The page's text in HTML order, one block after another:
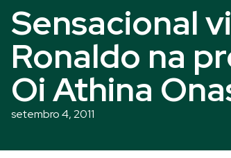
Sensacional
Ronaldo na
Oi Athina
setembro 4, 2011